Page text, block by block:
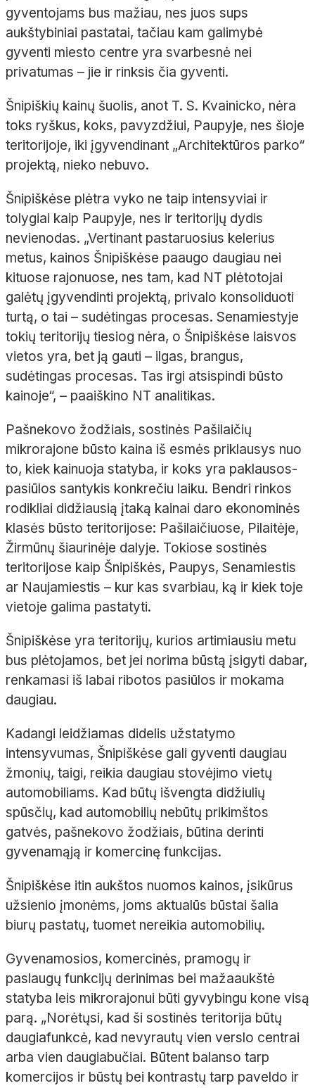
gyventojams bus mažiau, nes juos sups
aukštybiniai pastatai, tačiau kam galimybė
gyventi miesto centre yra svarbesnė nei
privatumas – jie ir rinksis čia gyventi.
Šnipiškių kainų šuolis, anot T. S. Kvainicko, nėra
toks ryškus, koks, pavyzdžiui, Paupyje, nes šioje
teritorijoje, iki įgyvendinant „Architektūros parko“
projektą, nieko nebuvo.
Šnipiškėse plėtra vyko ne taip intensyviai ir
tolygiai kaip Paupyje, nes ir teritorijų dydis
nevienodas. „Vertinant pastaruosius kelerius
metus, kainos Šnipiškėse paaugo daugiau nei
kituose rajonuose, nes tam, kad NT plėtotojai
galėtų įgyvendinti projektą, privalo konsoliduoti
turtą, o tai – sudėtingas procesas. Senamiestyje
tokių teritorijų tiesiog nėra, o Šnipiškėse laisvos
vietos yra, bet ją gauti – ilgas, brangus,
sudėtingas procesas. Tas irgi atsispindi būsto
kainoje“, – paaiškino NT analitikas.
Pašnekovo žodžiais, sostinės Pašilaičių
mikrorajone būsto kaina iš esmės priklausys nuo
to, kiek kainuoja statyba, ir koks yra paklausos-
pasiūlos santykis konkrečiu laiku. Bendri rinkos
rodikliai didžiausią įtaką kainai daro ekonominės
klasės būsto teritorijose: Pašilaičiuose, Pilaitėje,
Žirmūnų šiaurinėje dalyje. Tokiose sostinės
teritorijose kaip Šnipiškės, Paupys, Senamiestis
ar Naujamiestis – kur kas svarbiau, ką ir kiek toje
vietoje galima pastatyti.
Šnipiškėse yra teritorijų, kurios artimiausiu metu
bus plėtojamos, bet jei norima būstą įsigyti dabar,
renkamasi iš labai ribotos pasiūlos ir mokama
daugiau.
Kadangi leidžiamas didelis užstatymo
intensyvumas, Šnipiškėse gali gyventi daugiau
žmonių, taigi, reikia daugiau stovėjimo vietų
automobiliams. Kad būtų išvengta didžiulių
spūsčių, kad automobilių nebūtų prikimštos
gatvės, pašnekovo žodžiais, būtina derinti
gyvenamąją ir komercinę funkcijas.
Šnipiškėse itin aukštos nuomos kainos, įsikūrus
užsienio įmonėms, joms aktualūs būstai šalia
biurų pastatų, tuomet nereikia automobilių.
Gyvenamosios, komercinės, pramogų ir
paslaugų funkcijų derinimas bei mažaaukštė
statyba leis mikrorajonui būti gyvybingu kone visą
parą. „Norėtųsi, kad ši sostinės teritorija būtų
daugiafunkcė, kad nevyrautų vien verslo centrai
arba vien daugiabučiai. Būtent balanso tarp
komercijos ir būstų bei kontrastų tarp paveldo ir